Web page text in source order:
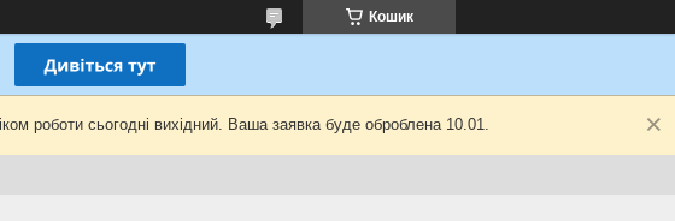
Кошик
роботи сьогодні вихідний. Ваша заявка буде оброблена 10.01.